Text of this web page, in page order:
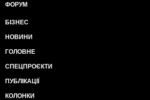
ФОРУМ
БІЗНЕС
НОВИНИ
ГОЛОВНЕ
СПЕЦПРОЄКТИ
ПУБЛІКАЦІЇ
КОЛОНКИ